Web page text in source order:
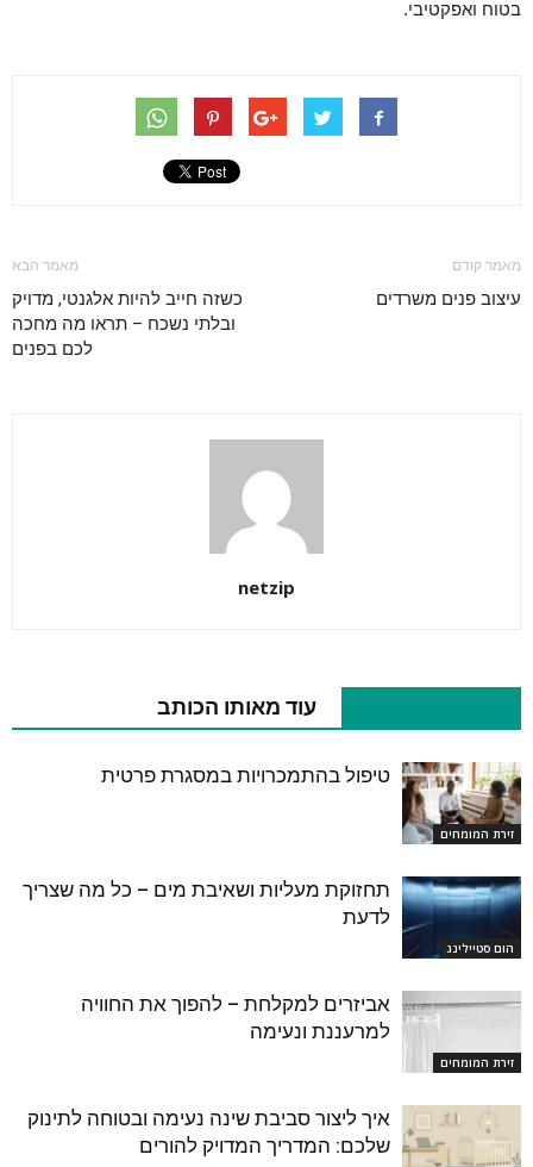
בטוח ואפקטיבי.
מאמר קודם
עיצוב פנים משרדים
מאמר הבא
כשזה חייב להיות אלגנטי, מדויק
ובלתי נשכח – תראו מה מחכה
לכם בפנים
netzip
עוד מאותו הכותב
זירת המומחים
טיפול בהתמכרויות במסגרת פרטית
הום סטיילינג
תחזוקת מעליות ושאיבת מים – כל מה שצריך
לדעת
זירת המומחים
אביזרים למקלחת – להפוך את החוויה
למרעננת ונעימה
איך ליצור סביבת שינה נעימה ובטוחה לתינוק
שלכם: המדריך המדויק להורים